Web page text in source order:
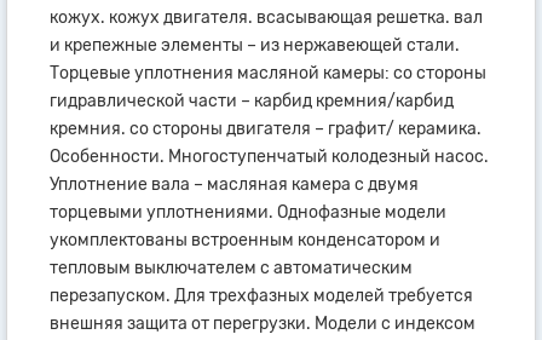
кожух. кожух двигателя. всасывающая решетка. вал
и крепежные элементы – из нержавеющей стали.
Торцевые уплотнения масляной камеры: со стороны
гидравлической части – карбид кремния/карбид
кремния. со стороны двигателя – графит/ керамика.
Особенности. Многоступенчатый колодезный насос.
Уплотнение вала – масляная камера с двумя
торцевыми уплотнениями. Однофазные модели
укомплектованы встроенным конденсатором и
тепловым выключателем с автоматическим
перезапуском. Для трехфазных моделей требуется
внешняя защита от перегрузки. Модели с индексом